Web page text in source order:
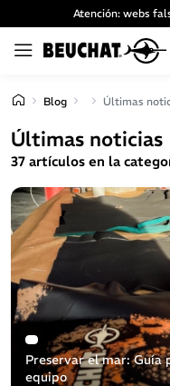
Atención: webs
Blog Últimas
Últimas noticias
37 artículos en la
Preservar el mar: Guía
equipo